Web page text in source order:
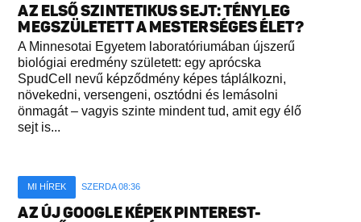
AZ ELSŐ SZINTETIKUS SEJT: TÉNYLEG
MEGSZÜLETETT A MESTERSÉGES ÉLET?
A Minnesotai Egyetem laboratóriumában újszerű
biológiai eredmény született: egy aprócska
SpudCell nevű képződmény képes táplálkozni,
növekedni, versengeni, osztódni és lemásolni
önmagát – vagyis szinte mindent tud, amit egy élő
sejt is...
MI HÍREK SZERDA 08:36
AZ ÚJ GOOGLE KÉPEK PINTEREST-